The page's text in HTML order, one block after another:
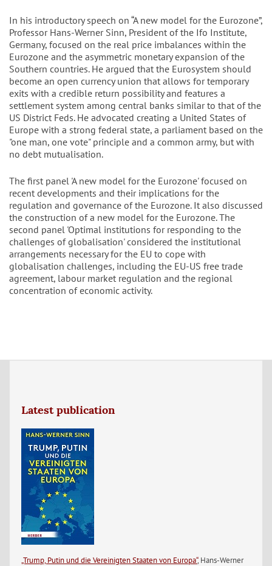
In his introductory speech on “A new model for the Eurozone”,
Professor Hans-Werner Sinn, President of the Ifo Institute,
Germany, focused on the real price imbalances within the
Eurozone and the asymmetric monetary expansion of the
Southern countries. He argued that the Eurosystem should
become an open currency union that allows for temporary
exits with a credible return possibility and features a
settlement system among central banks similar to that of the
US District Feds. He advocated creating a United States of
Europe with a strong federal state, a parliament based on the
"one man, one vote" principle and a common army, but with
no debt mutualisation.
The first panel 'A new model for the Eurozone' focused on
recent developments and their implications for the
regulation and governance of the Eurozone. It also discussed
the construction of a new model for the Eurozone. The
second panel 'Optimal institutions for responding to the
challenges of globalisation' considered the institutional
arrangements necessary for the EU to cope with
globalisation challenges, including the EU-US free trade
agreement, labour market regulation and the regional
concentration of economic activity.
Latest publication
„Trump, Putin und die Vereinigten Staaten von Europa“, Hans-Werner